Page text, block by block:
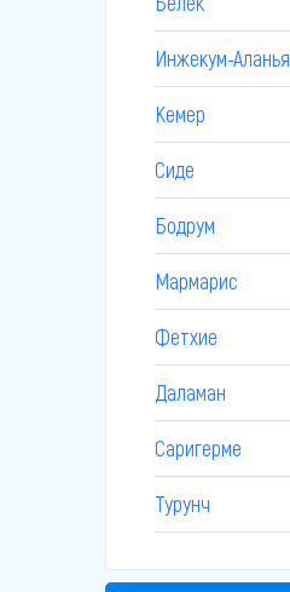
Инжекум-Аланья
Кемер
Сиде
Бодрум
Мармарис
Фетхие
Даламан
Саригерме
Турунч